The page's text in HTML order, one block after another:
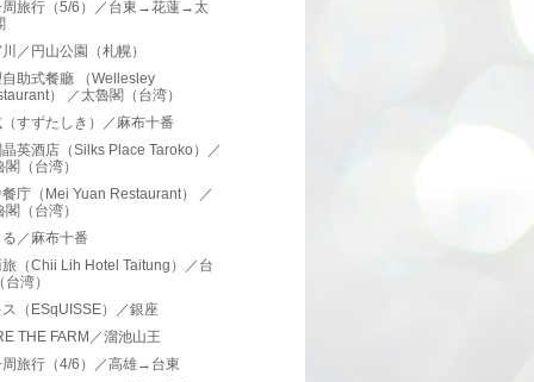
周旅行（5/6）／台東→花蓮→太
／円山公園（札幌）
助式餐廳 （Wellesley
） ／太魯閣（台湾）
すずたしき）／麻布十番
英酒店（Silks Place Taroko）／
閣（台湾）
庁（Mei Yuan Restaurant） ／
閣（台湾）
／麻布十番
（Chii Lih Hotel Taitung）／台
湾）
（ESqUISSE）／銀座
THE FARM／溜池山王
周旅行（4/6）／高雄→台東